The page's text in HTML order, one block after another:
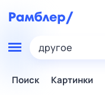
другое
Поиск Картинки